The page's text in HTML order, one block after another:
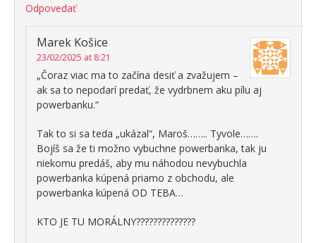
Odpovedať
Marek Košice
23/02/2025 at 8:21
„Čoraz viac ma to začína desiť a zvažujem –
ak sa to nepodarí predať, že vydrbnem aku pílu aj
powerbanku.“
Tak to si sa teda „ukázal“, Maroš…….. Tyvole…….
Bojíš sa že ti možno vybuchne powerbanka, tak ju
niekomu predáš, aby mu náhodou nevybuchla
powerbanka kúpená priamo z obchodu, ale
powerbanka kúpená OD TEBA…
KTO JE TU MORÁLNY??????????????